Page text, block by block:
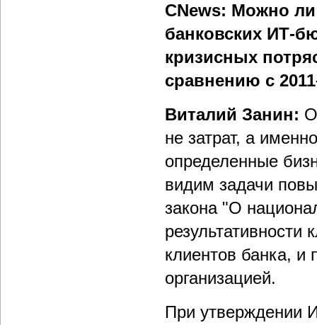
CNews: Можно
банковских ИТ-
кризисных
сравнению с
Виталий Занин:
не затрат, а
определенные
видим задачи
закона "О
результативности
клиентов банка, и
организацией.
При утверждении